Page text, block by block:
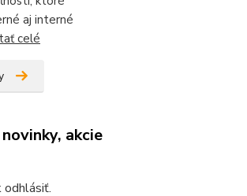
aj interné
celé
akcie